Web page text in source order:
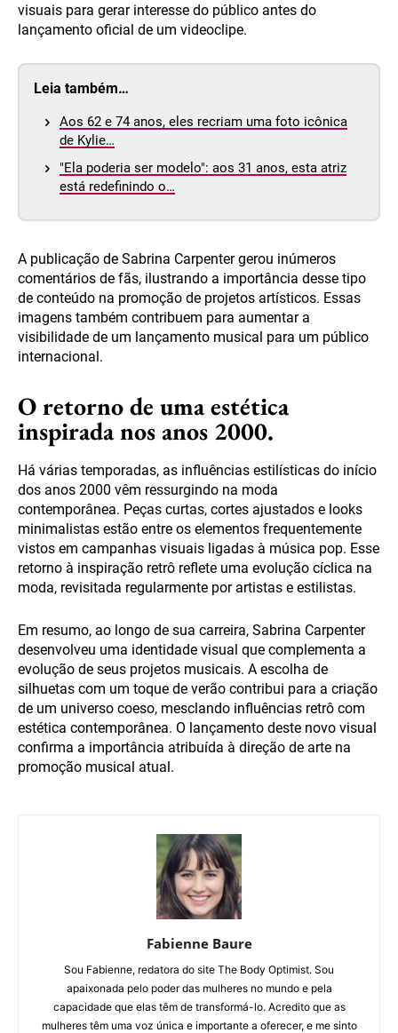
visuais para gerar interesse do público antes do
lançamento oficial de um videoclipe.
Leia também…
Aos 62 e 74 anos, eles recriam uma foto icônica
de Kylie…
"Ela poderia ser modelo": aos 31 anos, esta atriz
está redefinindo o…
A publicação de Sabrina Carpenter gerou inúmeros
comentários de fãs, ilustrando a importância desse tipo
de conteúdo na promoção de projetos artísticos. Essas
imagens também contribuem para aumentar a
visibilidade de um lançamento musical para um público
internacional.
O retorno de uma estética
inspirada nos anos 2000.
Há várias temporadas, as influências estilísticas do início
dos anos 2000 vêm ressurgindo na moda
contemporânea. Peças curtas, cortes ajustados e looks
minimalistas estão entre os elementos frequentemente
vistos em campanhas visuais ligadas à música pop. Esse
retorno à inspiração retrô reflete uma evolução cíclica na
moda, revisitada regularmente por artistas e estilistas.
Em resumo, ao longo de sua carreira, Sabrina Carpenter
desenvolveu uma identidade visual que complementa a
evolução de seus projetos musicais. A escolha de
silhuetas com um toque de verão contribui para a criação
de um universo coeso, mesclando influências retrô com
estética contemporânea. O lançamento deste novo visual
confirma a importância atribuída à direção de arte na
promoção musical atual.
Fabienne Baure
Sou Fabienne, redatora do site The Body Optimist. Sou
apaixonada pelo poder das mulheres no mundo e pela
capacidade que elas têm de transformá-lo. Acredito que as
mulheres têm uma voz única e importante a oferecer, e me sinto